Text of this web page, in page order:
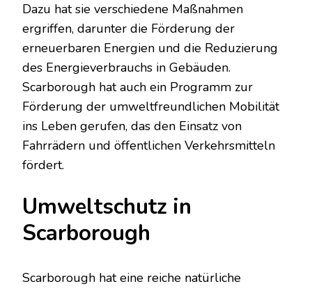
Dazu hat sie verschiedene Maßnahmen
ergriffen, darunter die Förderung der
erneuerbaren Energien und die Reduzierung
des Energieverbrauchs in Gebäuden.
Scarborough hat auch ein Programm zur
Förderung der umweltfreundlichen Mobilität
ins Leben gerufen, das den Einsatz von
Fahrrädern und öffentlichen Verkehrsmitteln
fördert.
Umweltschutz in
Scarborough
Scarborough hat eine reiche natürliche